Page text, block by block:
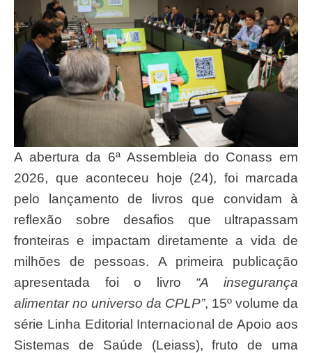
A abertura da 6ª Assembleia do Conass em
2026, que aconteceu hoje (24), foi marcada
pelo lançamento de livros que convidam à
reflexão sobre desafios que ultrapassam
fronteiras e impactam diretamente a vida de
milhões de pessoas. A primeira publicação
apresentada foi o livro “A insegurança
alimentar no universo da CPLP”, 15º volume da
série Linha Editorial Internacional de Apoio aos
Sistemas de Saúde (Leiass), fruto de uma